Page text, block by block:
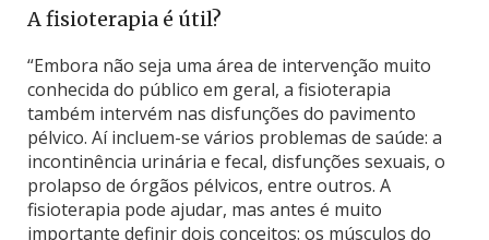
A fisioterapia é útil?
“Embora não seja uma área de intervenção muito
conhecida do público em geral, a fisioterapia
também intervém nas disfunções do pavimento
pélvico. Aí incluem-se vários problemas de saúde: a
incontinência urinária e fecal, disfunções sexuais, o
prolapso de órgãos pélvicos, entre outros. A
fisioterapia pode ajudar, mas antes é muito
importante definir dois conceitos: os músculos do